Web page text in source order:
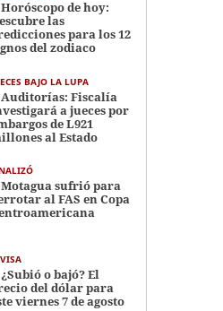
Horóscopo de hoy:
las
para los 12
del zodiaco
BAJO LA LUPA
Auditorías: Fiscalía
a jueces por
de L921
al Estado
Motagua sufrió para
al FAS en Copa
¿Subió o bajó? El
del dólar para
viernes 7 de agosto